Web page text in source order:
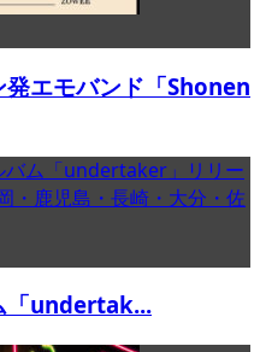
エモバンド「Shonen
「undertak...